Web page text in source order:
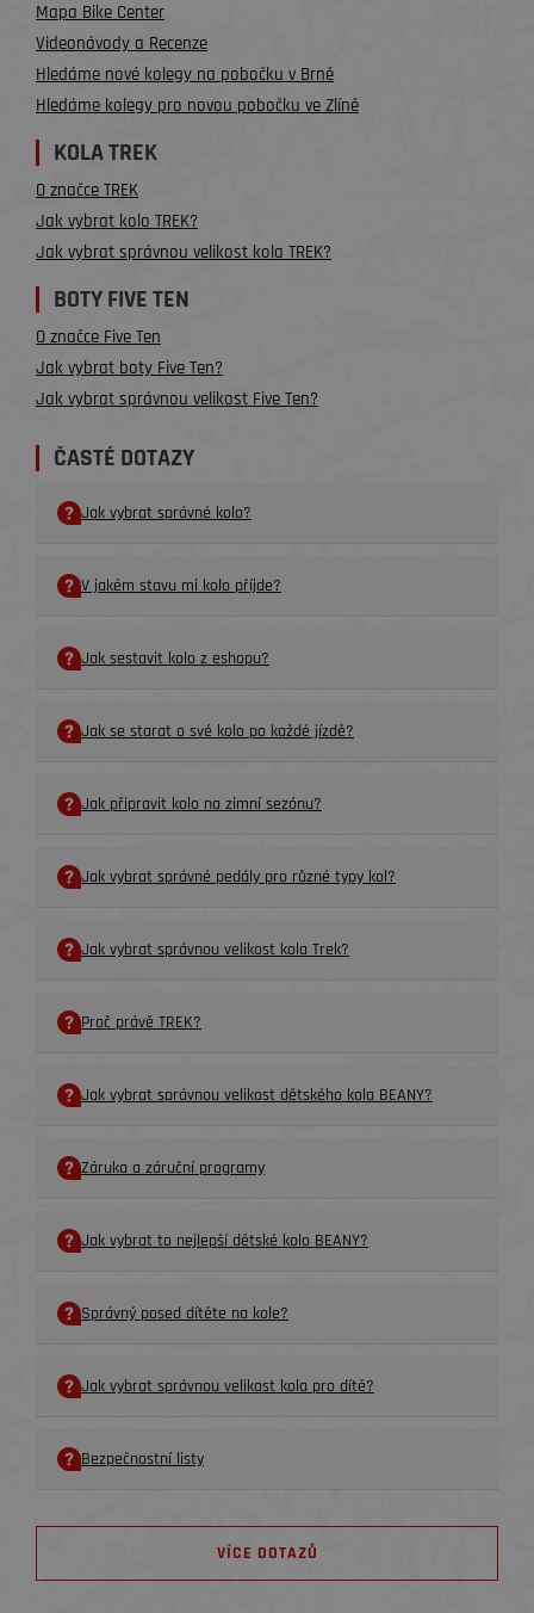
Mapa Bike Center
Videonávody a Recenze
Hledáme nové kolegy na pobočku v Brně
Hledáme kolegy pro novou pobočku ve Zlíně
KOLA TREK
O značce TREK
Jak vybrat kolo TREK?
Jak vybrat správnou velikost kola TREK?
BOTY FIVE TEN
O značce Five Ten
Jak vybrat boty Five Ten?
Jak vybrat správnou velikost Five Ten?
ČASTÉ DOTAZY
Jak vybrat správné kolo?
V jakém stavu mi kolo příjde?
Jak sestavit kolo z eshopu?
Jak se starat o své kolo po každé jízdě?
Jak připravit kolo na zimní sezónu?
Jak vybrat správné pedály pro různé typy kol?
Jak vybrat správnou velikost kola Trek?
Proč právě TREK?
Jak vybrat správnou velikost dětského kola BEANY?
Záruka a záruční programy
Jak vybrat to nejlepší dětské kolo BEANY?
Správný posed dítěte na kole?
Jak vybrat správnou velikost kola pro dítě?
Bezpečnostní listy
VÍCE DOTAZŮ